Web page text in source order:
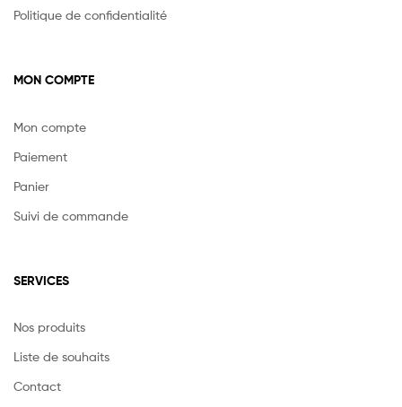
Politique de confidentialité
MON COMPTE
Mon compte
Paiement
Panier
Suivi de commande
SERVICES
Nos produits
Liste de souhaits
Contact